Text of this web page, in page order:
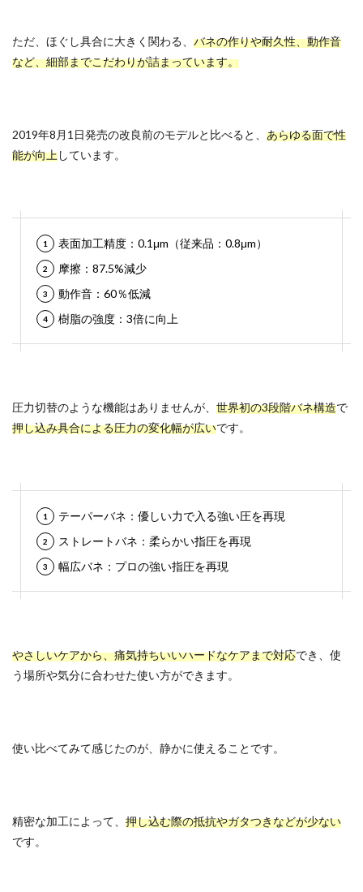
ただ、ほぐし具合に大きく関わる、 バネの作りや耐久性、動作音
など、細部までこだわりが詰まっています。
2019年8月1日発売の改良前のモデルと比べると、 あらゆる面で性
能が向上しています。
表面加工精度：0.1μm（従来品：0.8μm）
摩擦：87.5%減少
動作音：60％低減
樹脂の強度：3倍に向上
圧力切替のような機能はありませんが、 世界初の3段階バネ構造で
押し込み具合による圧力の変化幅が広いです。
テーパーバネ：優しい力で入る強い圧を再現
ストレートバネ：柔らかい指圧を再現
幅広バネ：プロの強い指圧を再現
やさしいケアから、痛気持ちいいハードなケアまで対応でき、使
う場所や気分に合わせた使い方ができます。
使い比べてみて感じたのが、静かに使えることです。
精密な加工によって、 押し込む際の抵抗やガタつきなどが少ない
です。